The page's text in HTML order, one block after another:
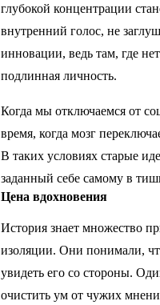
глубокой концентрации
внутренний голос, не
инновации, ведь там, где
подлинная личность.
Когда мы отключаемся от
время, когда мозг
В таких условиях старые
заданный себе самому в
Цена вдохновения
История знает множество
изоляции. Они понимали,
увидеть его со стороны.
очистить ум от чужих